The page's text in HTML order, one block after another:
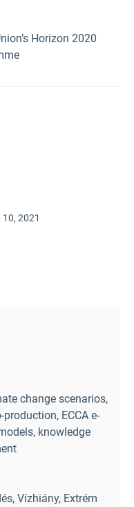
Horizon 2020
10, 2021
change scenarios,
ECCA e-
knowledge
Vízhiány, Extrém